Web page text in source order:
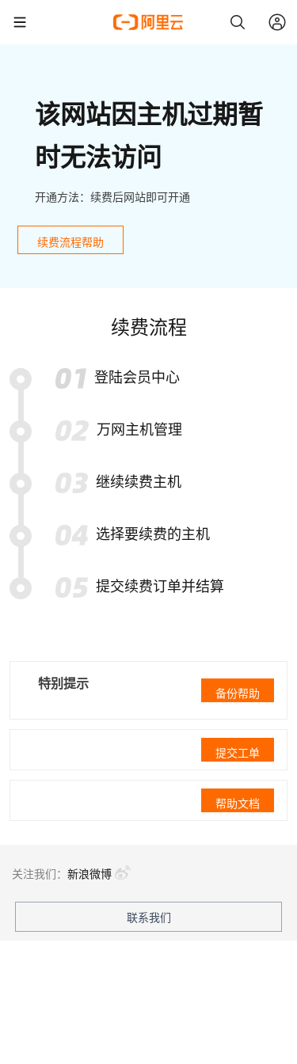
该网站因主机过期暂
时无法访问
开通方法：续费后网站即可开通
续费流程帮助
续费流程
登陆会员中心
万网主机管理
继续续费主机
选择要续费的主机
提交续费订单并结算
特别提示
备份帮助
提交工单
帮助文档